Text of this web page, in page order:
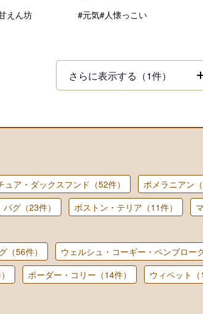
えん坊 #元気#人懐っこい
さらに表示する（1件）
ュア・ダックスフンド（52件） ポメラニアン（
パグ（23件） ボストン・テリア（11件）
（56件） ウェルシュ・コーギー・ペンブロー
ボーダー・コリー（14件） ウィペット（